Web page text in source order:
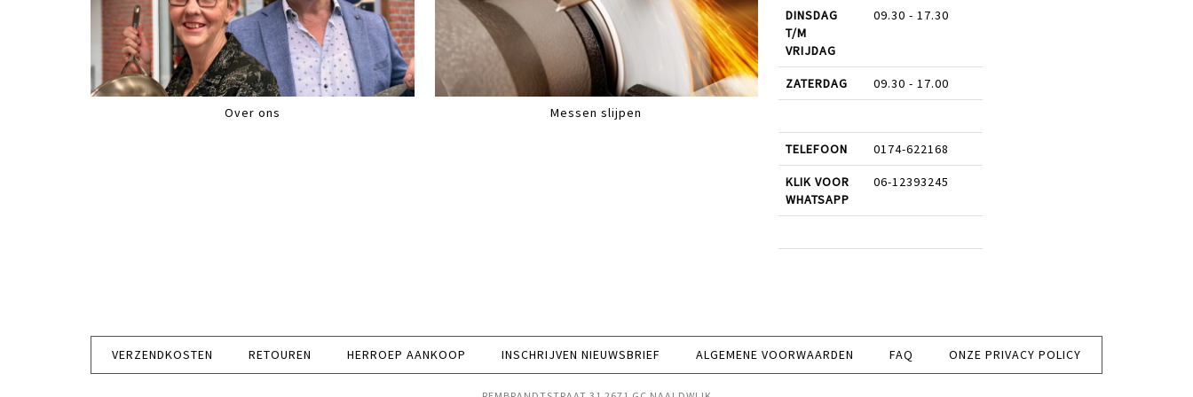
Over ons Messen slijpen
DINSDAG
T/M
VRIJDAG
09.30 - 17.30
ZATERDAG 09.30 - 17.00
TELEFOON 0174-622168
KLIK VOOR
WHATSAPP
06-12393245
VERZENDKOSTEN RETOUREN HERROEP AANKOOP INSCHRIJVEN NIEUWSBRIEF ALGEMENE VOORWAARDEN FAQ ONZE PRIVACY POLICY